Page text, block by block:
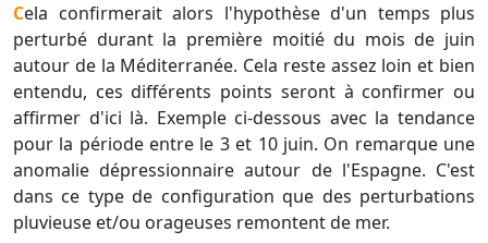
Cela confirmerait alors l'hypothèse d'un temps plus
perturbé durant la première moitié du mois de juin
autour de la Méditerranée. Cela reste assez loin et bien
entendu, ces différents points seront à confirmer ou
affirmer d'ici là. Exemple ci-dessous avec la tendance
pour la période entre le 3 et 10 juin. On remarque une
anomalie dépressionnaire autour de l'Espagne. C'est
dans ce type de configuration que des perturbations
pluvieuse et/ou orageuses remontent de mer.